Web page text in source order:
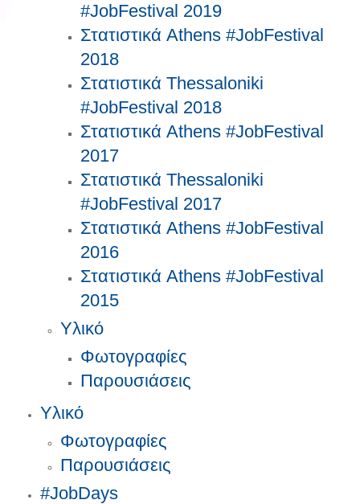
#JobFestival 2019
Στατιστικά Athens #JobFestival
2018
Στατιστικά Thessaloniki
#JobFestival 2018
Στατιστικά Athens #JobFestival
2017
Στατιστικά Thessaloniki
#JobFestival 2017
Στατιστικά Athens #JobFestival
2016
Στατιστικά Athens #JobFestival
2015
Υλικό
Φωτογραφίες
Παρουσιάσεις
Υλικό
Φωτογραφίες
Παρουσιάσεις
#JobDays